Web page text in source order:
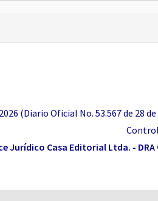
C.,
BOTÍA
(Diario Oficial No. 53.567 de 28
Jurídico Casa Editorial Ltda. - DRA